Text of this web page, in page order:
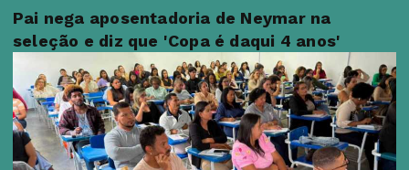
Pai nega aposentadoria de Neymar na
seleção e diz que 'Copa é daqui 4 anos'